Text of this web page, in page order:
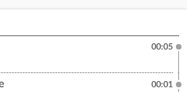
00:05
00:01